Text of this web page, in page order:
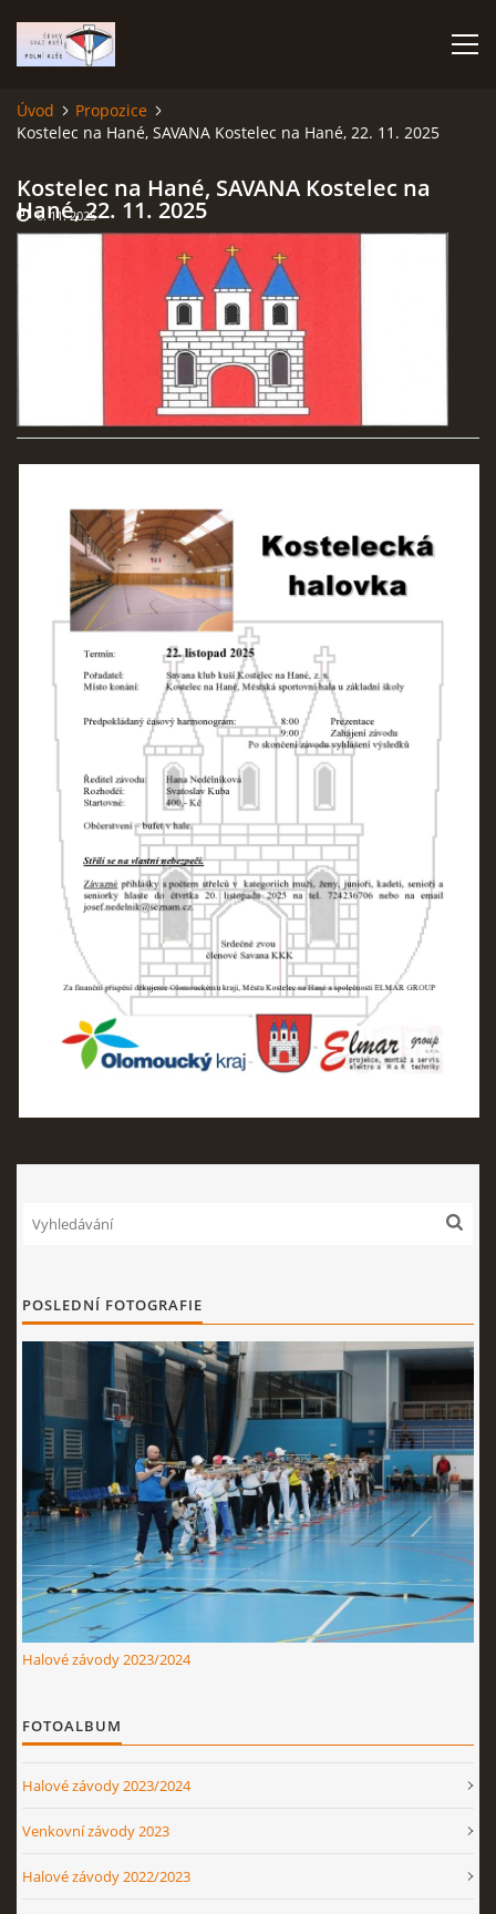
ÚVOD
TERMÍNOVÝ KALENDÁŘ
VÝSLEDKY ZÁVODŮ
ČESKÝ POHÁR A ČESKÁ LIGA
REKORDY
ČLENSKÁ SCHŮZE ČSK
VÝKONNÝ VÝBOR, SPORTOVNĚ TECHNICKÁ KOMISE
OSTATNÍ
FOTOALBUM
© 2026 eStránky.cz |WebSlice |Tisk|Aktualizováno: 22. 7. 2026
Nahoru ↑
Úvod
Propozice
Kostelec na Hané, SAVANA Kostelec na Hané, 22. 11. 2025
Kostelec na Hané, SAVANA Kostelec na
Hané, 22. 11. 2025
6. 11. 2025
POSLEDNÍ FOTOGRAFIE
Halové závody 2023/2024
FOTOALBUM
Halové závody 2023/2024
Venkovní závody 2023
Halové závody 2022/2023